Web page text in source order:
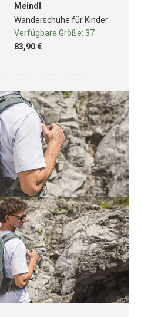
Meindl
Wanderschuhe für Kinder
Verfügbare Größe:37
83,90 €